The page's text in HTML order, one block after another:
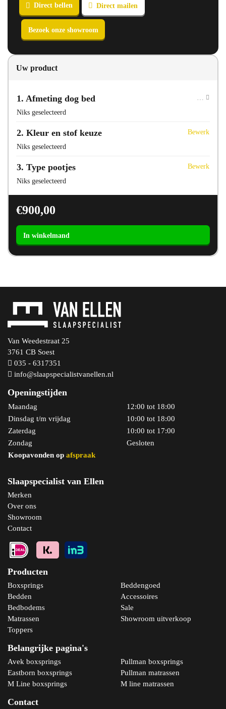
Direct bellen
Bezoek onze showroom
Uw product
1 Afmeting dog bed
Niks geselecteerd
2 Kleur en stof keuze
Bewerk
Niks geselecteerd
3 Type pootjes
Bewerk
Niks geselecteerd
€900,00
AYA
Dog
In winkelmand
Van Weedestraat 25
3761 CB Soest
035 - 6317351
info@slaapspecialistvanellen.nl
Openingstijden
Maandag
12:00 tot 18:00
Dinsdag t/m vrijdag
10:00 tot 18:00
Zaterdag
10:00 tot 17:00
Zondag
Gesloten
Koopavonden op afspraak
Slaapspecialist van Ellen
Merken
Over ons
Showroom
Contact
Producten
Boxsprings
Bedden
Bedbodems
Matrassen
Toppers
Beddengoed
Accessoires
Sale
Showroom uitverkoop
Belangrijke pagina's
Avek boxsprings
Eastborn boxsprings
M Line boxsprings
Pullman boxsprings
Pullman matrassen
M line matrassen
Contact